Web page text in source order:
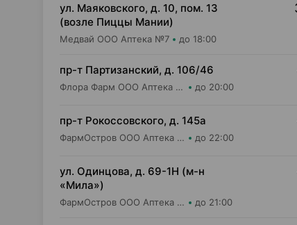
ул. Маяковского, д. 10, пом. 13
(возле Пиццы Мании)
Медвай ООО Аптека №7 до 18:00
пр-т Партизанский, д. 106/46
Флора Фарм ООО Аптека №20 до 20:00
пр-т Рокоссовского, д. 145а
ФармОстров ООО Аптека №9 на Рокоссовского до 22:00
ул. Одинцова, д. 69-1Н (м-н
«Мила»)
ФармОстров ООО Аптека №16 на Одинцова до 21:00